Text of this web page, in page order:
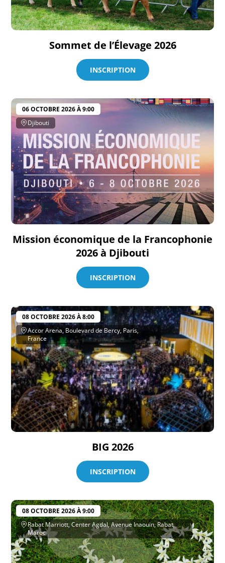
Sommet de l’Élevage 2026
INSCRIPTION
06 OCTOBRE 2026 À 9:00
Djibouti
Mission économique de la Francophonie
2026 à Djibouti
INSCRIPTION
08 OCTOBRE 2026 À 8:00
Accor Arena, Boulevard de Bercy, Paris,
France
BIG 2026
INSCRIPTION
08 OCTOBRE 2026 À 9:00
Rabat Marriott, Center Agdal, Avenue Inaouin, Rabat,
Maroc